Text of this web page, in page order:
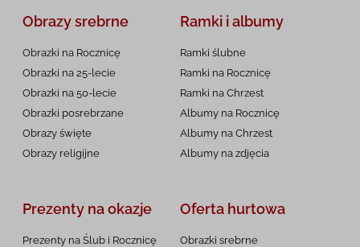
Obrazy srebrne
Obrazki na Rocznicę
Obrazki na 25-lecie
Obrazki na 50-lecie
Obrazki posrebrzane
Obrazy święte
Obrazy religijne
Ramki i albumy
Ramki ślubne
Ramki na Rocznicę
Ramki na Chrzest
Albumy na Rocznicę
Albumy na Chrzest
Albumy na zdjęcia
Prezenty na okazje
Prezenty na Ślub i Rocznicę
Oferta hurtowa
Obrazki srebrne